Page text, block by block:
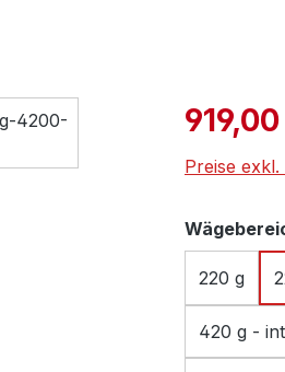
Preise
220 g
420 g -